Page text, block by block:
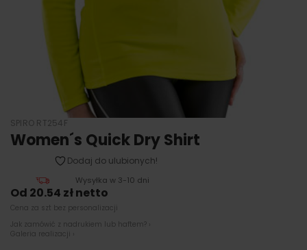
SPIRO RT254F
Women´s Quick Dry Shirt
Dodaj do ulubionych!
Wysyłka w 3-10 dni
Od 20.54 zł netto
Cena za szt bez personalizacji
Jak zamówić z nadrukiem lub haftem? ›
Galeria realizacji ›